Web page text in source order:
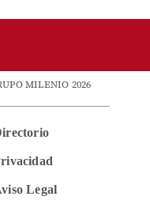
MILENIO 2026
Legal